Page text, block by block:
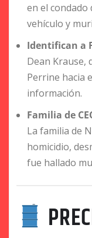
en el condado
vehículo y
Identifican a
Dean Krause,
Perrine hacia
información.
Familia de
La familia de
homicidio,
fue hallado